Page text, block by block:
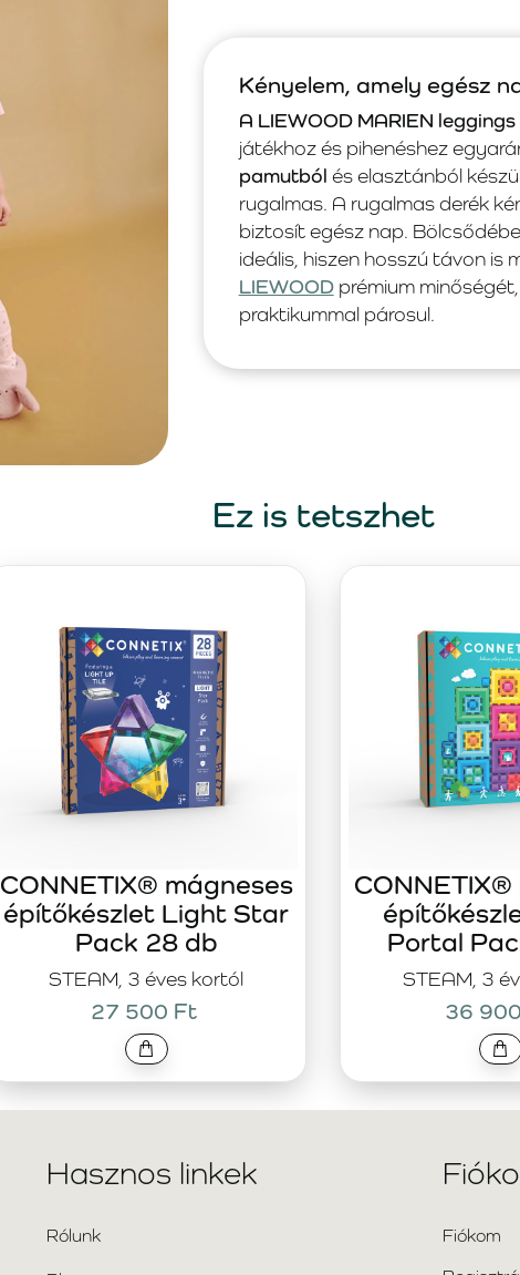
Kényelem, amely egész
A LIEWOOD MARIEN leggings
játékhoz és pihenéshez
pamutból és elasztánból
rugalmas. A rugalmas derék
biztosít egész nap.
ideális, hiszen hosszú távon is
LIEWOODprémium
praktikummal párosul.
Ez is tetszhet
STEAM, 3 éves kortól
CONNETIX® mágneses
építőkészlet Light Star
Pack 28 db
27 500 Ft
STEAM, 3
Portal
36
Hasznos linkek
Rólunk
Fiókom